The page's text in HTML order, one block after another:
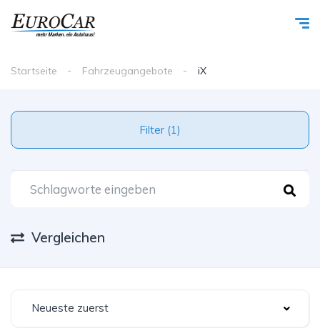
Startseite Fahrzeugangebote iX
Filter (1)
Vergleichen
Neueste zuerst